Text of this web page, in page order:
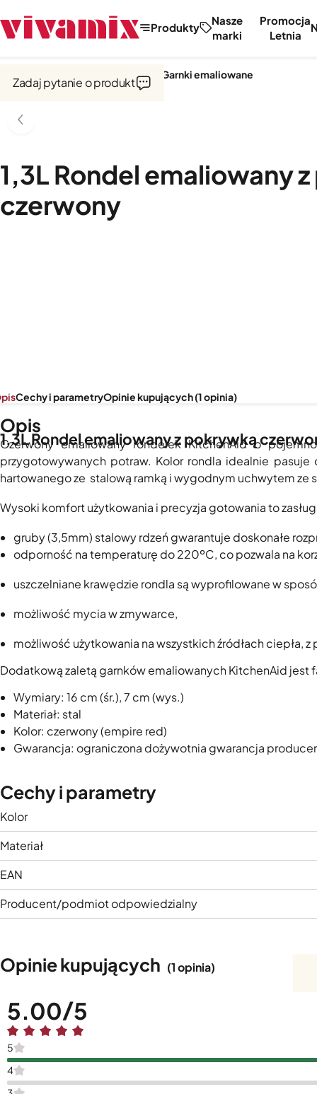
Produkty
Nasze
marki
Promocja
Letnia
Garnki i naczynia Garnki emaliowane
1,3L Rondel emaliowany
czerwony
Zadaj pytanie o produkt
1,3L Rondel emaliowany z pokrywką
Cechy i parametryOpinie kupujących (1 opinia)
Opis
Czerwony emaliowany rondelek KitchenAid o
przygotowywanych potraw. Kolor rondla idealnie
hartowanego ze stalową ramką i wygodnym uchwytem ze
Wysoki komfort użytkowania i precyzja gotowania to
gruby (3,5mm) stalowy rdzeń gwarantuje doskonałe
odporność na temperaturę do 220ºC, co pozwala na
uszczelniane krawędzie rondla są wyprofilowane w
możliwość mycia w zmywarce,
możliwość użytkowania na wszystkich źródłach ciepła,
Dodatkową zaletą garnków emaliowanych KitchenAid
Wymiary: 16 cm (śr.), 7 cm (wys.)
Materiał: stal
Kolor: czerwony (empire red)
Gwarancja: ograniczona dożywotnia gwarancja
Cechy i parametry
Kolor
Materiał
EAN
Producent/podmiot odpowiedzialny
Opinie kupujących (1 opinia)
5.00
5
4